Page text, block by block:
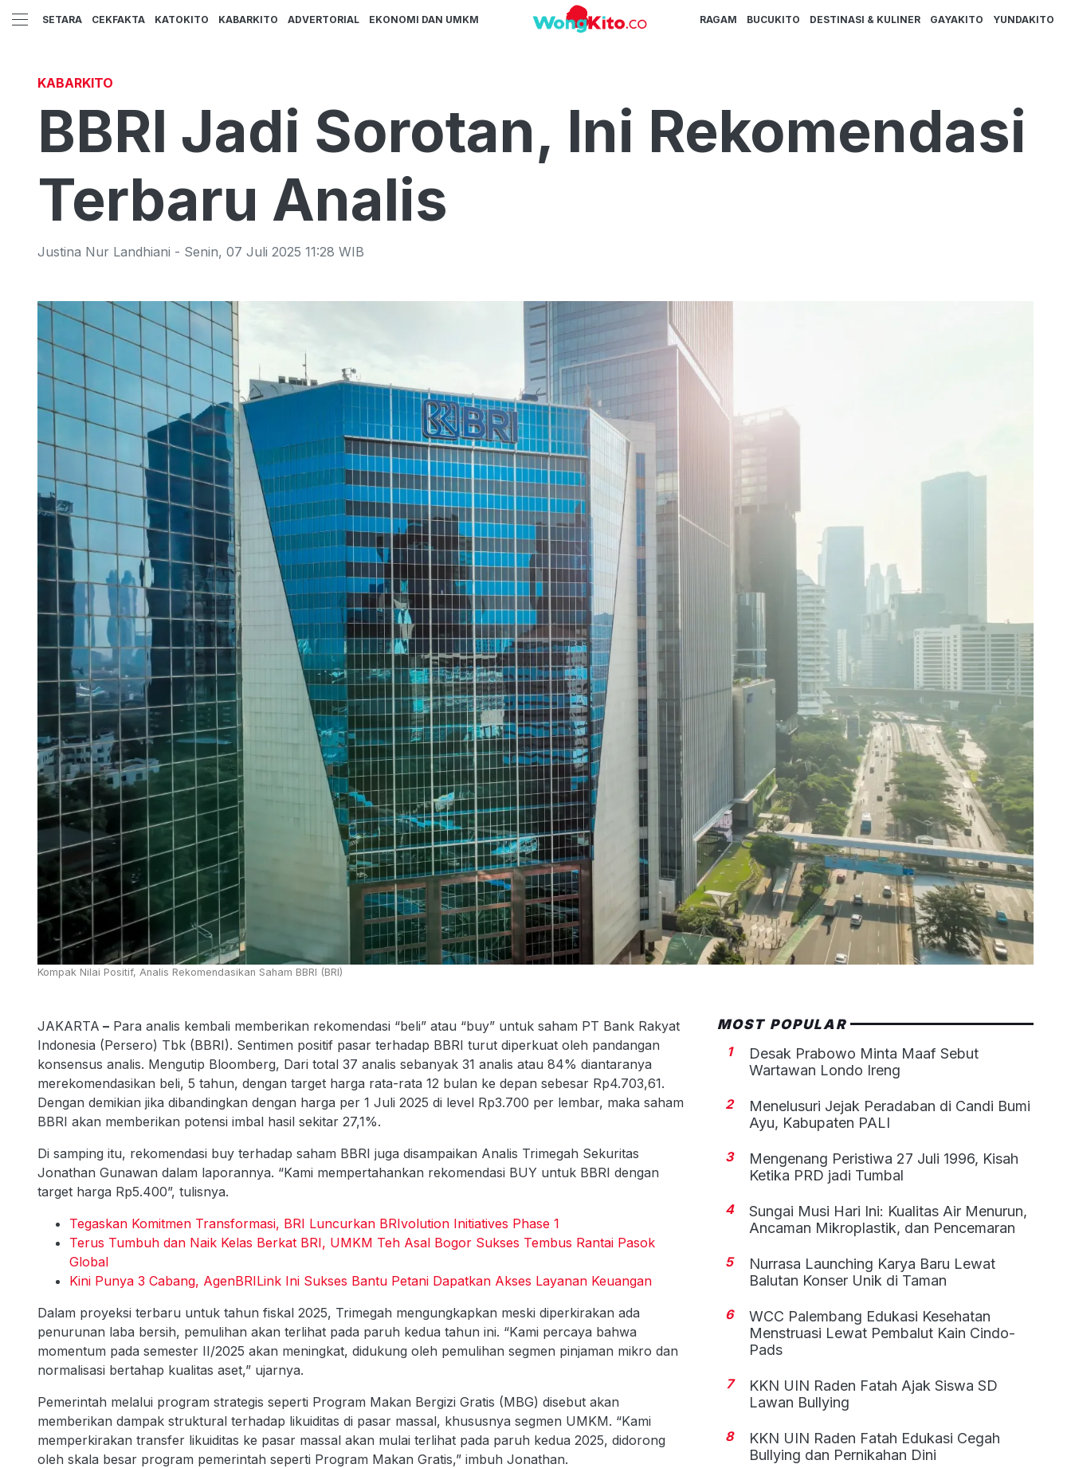
SETARA CEKFAKTA KATOKITO KABARKITO ADVERTORIAL EKONOMI DAN UMKM RAGAM BUCUKITO DESTINASI & KULINER GAYAKITO YUNDAKITO
KABARKITO
BBRI Jadi Sorotan, Ini Rekomendasi
Terbaru Analis
Justina Nur Landhiani - Senin, 07 Juli 2025 11:28 WIB
Kompak Nilai Positif, Analis Rekomendasikan Saham BBRI (BRI)
JAKARTA – Para analis kembali memberikan rekomendasi “beli” atau “buy” untuk saham PT Bank Rakyat
Indonesia (Persero) Tbk (BBRI). Sentimen positif pasar terhadap BBRI turut diperkuat oleh pandangan
konsensus analis. Mengutip Bloomberg, Dari total 37 analis sebanyak 31 analis atau 84% diantaranya
merekomendasikan beli, 5 tahun, dengan target harga rata-rata 12 bulan ke depan sebesar Rp4.703,61.
Dengan demikian jika dibandingkan dengan harga per 1 Juli 2025 di level Rp3.700 per lembar, maka saham
BBRI akan memberikan potensi imbal hasil sekitar 27,1%.
Di samping itu, rekomendasi buy terhadap saham BBRI juga disampaikan Analis Trimegah Sekuritas
Jonathan Gunawan dalam laporannya. “Kami mempertahankan rekomendasi BUY untuk BBRI dengan
target harga Rp5.400”, tulisnya.
Tegaskan Komitmen Transformasi, BRI Luncurkan BRIvolution Initiatives Phase 1
Terus Tumbuh dan Naik Kelas Berkat BRI, UMKM Teh Asal Bogor Sukses Tembus Rantai Pasok
Global
Kini Punya 3 Cabang, AgenBRILink Ini Sukses Bantu Petani Dapatkan Akses Layanan Keuangan
Dalam proyeksi terbaru untuk tahun fiskal 2025, Trimegah mengungkapkan meski diperkirakan ada
penurunan laba bersih, pemulihan akan terlihat pada paruh kedua tahun ini. “Kami percaya bahwa
momentum pada semester II/2025 akan meningkat, didukung oleh pemulihan segmen pinjaman mikro dan
normalisasi bertahap kualitas aset,” ujarnya.
Pemerintah melalui program strategis seperti Program Makan Bergizi Gratis (MBG) disebut akan
memberikan dampak struktural terhadap likuiditas di pasar massal, khususnya segmen UMKM. “Kami
memperkirakan transfer likuiditas ke pasar massal akan mulai terlihat pada paruh kedua 2025, didorong
oleh skala besar program pemerintah seperti Program Makan Gratis,” imbuh Jonathan.
MOST POPULAR
1
Desak Prabowo Minta Maaf Sebut
Wartawan Londo Ireng
2
Menelusuri Jejak Peradaban di Candi Bumi
Ayu, Kabupaten PALI
3
Mengenang Peristiwa 27 Juli 1996, Kisah
Ketika PRD jadi Tumbal
4
Sungai Musi Hari Ini: Kualitas Air Menurun,
Ancaman Mikroplastik, dan Pencemaran
5
Nurrasa Launching Karya Baru Lewat
Balutan Konser Unik di Taman
6
WCC Palembang Edukasi Kesehatan
Menstruasi Lewat Pembalut Kain Cindo-
Pads
7
KKN UIN Raden Fatah Ajak Siswa SD
Lawan Bullying
8
KKN UIN Raden Fatah Edukasi Cegah
Bullying dan Pernikahan Dini